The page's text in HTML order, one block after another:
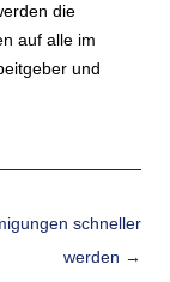
die
auf alle im
und
schneller
werden →